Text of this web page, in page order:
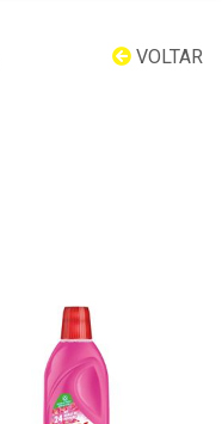
VOLTAR